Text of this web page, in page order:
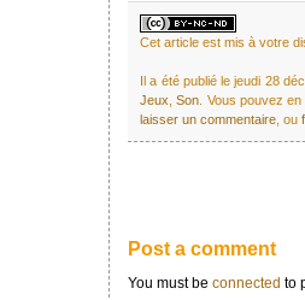
Cet article est mis à votre
Il a été publié le jeudi 28
Jeux ,Son . Vous pouvez
laisser un commentaire , ou
Post a comment
You must be connected to